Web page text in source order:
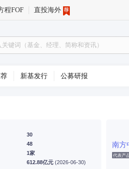
程FOF 直投海外
新基发行 公募研报
30
48
1家
612.88亿元 (2026-06-30)
南方
代表产